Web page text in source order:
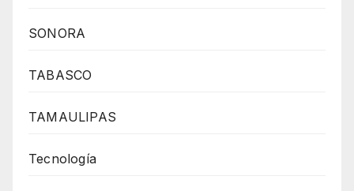
SONORA
TABASCO
TAMAULIPAS
Tecnología